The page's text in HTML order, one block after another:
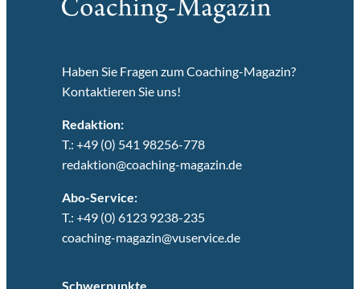
Haben Sie Fragen zum Coaching-Magazin?
Kontaktieren Sie uns!
Redaktion:
T.: +49 (0) 541 98256-778
redaktion@coaching-magazin.de
Abo-Service:
T.: +49 (0) 6123 9238-235
coaching-magazin@vuservice.de
Schwerpunkte